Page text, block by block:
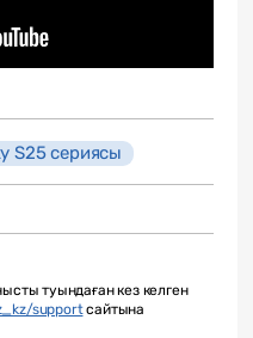
S25 сериясы
туындаған кез келген
supportсайтына